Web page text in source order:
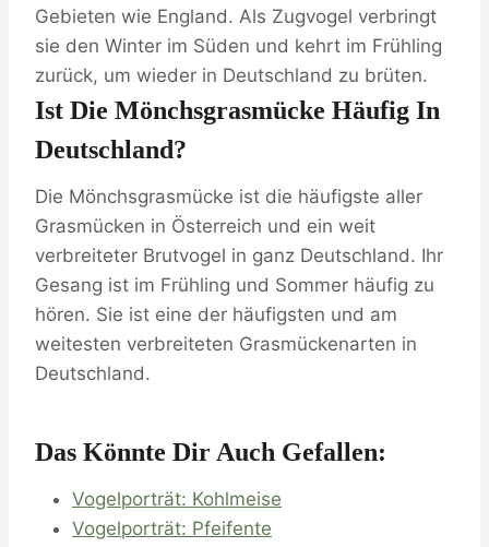
Gebieten wie England. Als Zugvogel verbringt
sie den Winter im Süden und kehrt im Frühling
zurück, um wieder in Deutschland zu brüten.
Ist Die Mönchsgrasmücke Häufig In
Deutschland?
Die Mönchsgrasmücke ist die häufigste aller
Grasmücken in Österreich und ein weit
verbreiteter Brutvogel in ganz Deutschland. Ihr
Gesang ist im Frühling und Sommer häufig zu
hören. Sie ist eine der häufigsten und am
weitesten verbreiteten Grasmückenarten in
Deutschland.
Das Könnte Dir Auch Gefallen:
Vogelporträt: Kohlmeise
Vogelporträt: Pfeifente